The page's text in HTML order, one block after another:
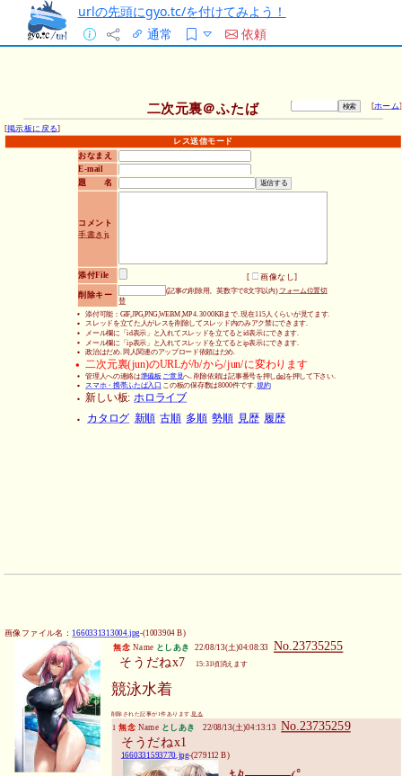
urlの先頭にgyo.tc/を付けてみよう！
通常
依頼